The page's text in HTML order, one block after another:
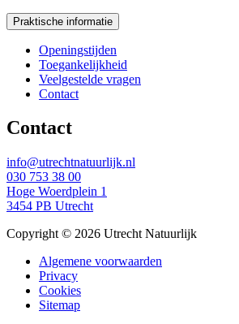
Praktische informatie
Openingstijden
Toegankelijkheid
Veelgestelde vragen
Contact
Contact
info@utrechtnatuurlijk.nl
030 753 38 00
Hoge Woerdplein 1
3454 PB Utrecht
Copyright © 2026 Utrecht Natuurlijk
Algemene voorwaarden
Privacy
Cookies
Sitemap